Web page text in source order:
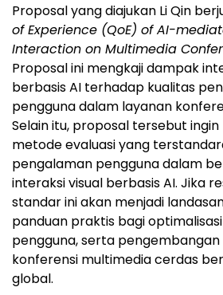
Proposal yang diajukan Li Qin
of Experience (QoE) of AI-
Interaction on Multimedia
Proposal ini mengkaji dampak
berbasis AI terhadap kualitas
pengguna dalam layanan
Selain itu, proposal tersebut
metode evaluasi yang
pengalaman pengguna dalam
interaksi visual berbasis AI. Jika
standar ini akan menjadi
panduan praktis bagi
pengguna, serta
konferensi multimedia cerdas
global.